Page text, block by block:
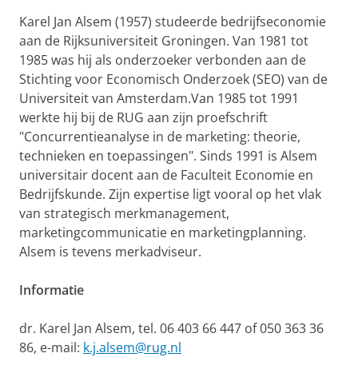
Karel Jan Alsem (1957) studeerde bedrijfseconomie
aan de Rijksuniversiteit Groningen. Van 1981 tot
1985 was hij als onderzoeker verbonden aan de
Stichting voor Economisch Onderzoek (SEO) van de
Universiteit van Amsterdam.Van 1985 tot 1991
werkte hij bij de RUG aan zijn proefschrift
"Concurrentieanalyse in de marketing: theorie,
technieken en toepassingen". Sinds 1991 is Alsem
universitair docent aan de Faculteit Economie en
Bedrijfskunde. Zijn expertise ligt vooral op het vlak
van strategisch merkmanagement,
marketingcommunicatie en marketingplanning.
Alsem is tevens merkadviseur.
Informatie
dr. Karel Jan Alsem, tel. 06 403 66 447 of 050 363 36
86, e-mail: k.j.alsem@rug.nl